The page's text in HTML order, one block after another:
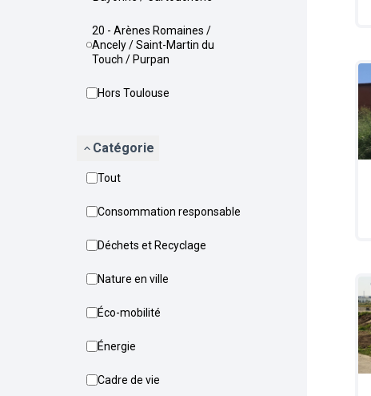
20 - Arènes Romaines /
Ancely / Saint-Martin du
Touch / Purpan
Hors Toulouse
Catégorie
Tout
Consommation responsable
Déchets et Recyclage
Nature en ville
Éco-mobilité
Énergie
Cadre de vie